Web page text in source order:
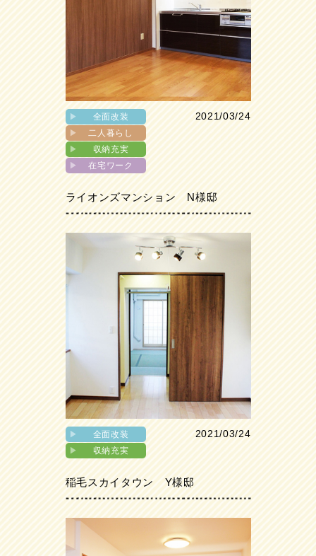
▶︎
全面改装
▶︎
二人暮らし
▶︎
収納充実
▶︎
在宅ワーク
2021/03/24
ライオンズマンション N様邸
▶︎
全面改装
▶︎
収納充実
2021/03/24
稲毛スカイタウン Y様邸